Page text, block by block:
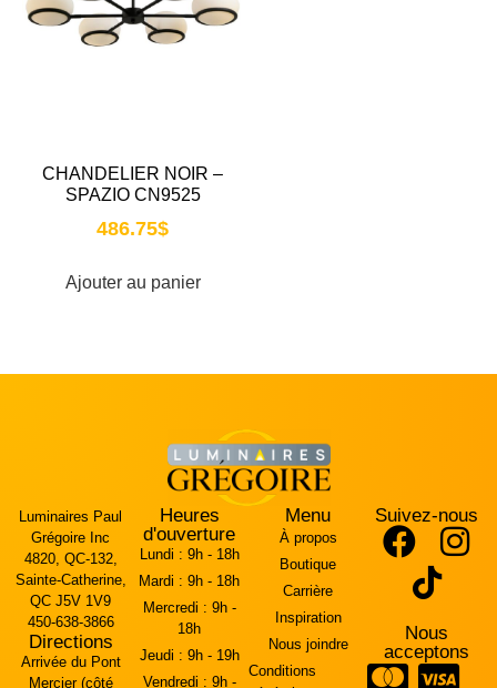
CHANDELIER NOIR –
SPAZIO CN9525
486.75$
Ajouter au panier
Luminaires Paul
Grégoire Inc
4820, QC-132,
Sainte-Catherine,
QC J5V 1V9
450-638-3866
Directions
Arrivée du Pont
Mercier (côté
Heures
d'ouverture
Lundi : 9h - 18h
Mardi : 9h - 18h
Mercredi : 9h -
18h
Jeudi : 9h - 19h
Vendredi : 9h -
Menu
À propos
Boutique
Carrière
Inspiration
Nous joindre
Conditions
Suivez-nous
Nous
acceptons